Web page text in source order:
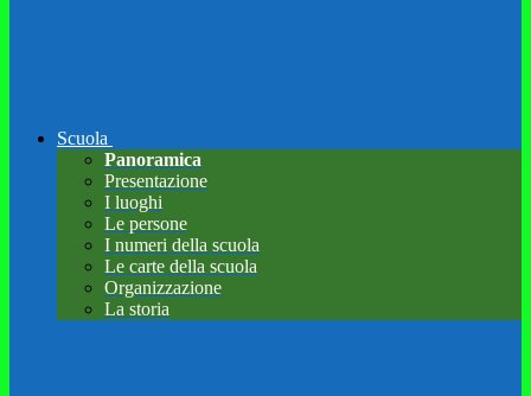
Scuola
Panoramica
Presentazione
I luoghi
Le persone
I numeri della scuola
Le carte della scuola
Organizzazione
La storia